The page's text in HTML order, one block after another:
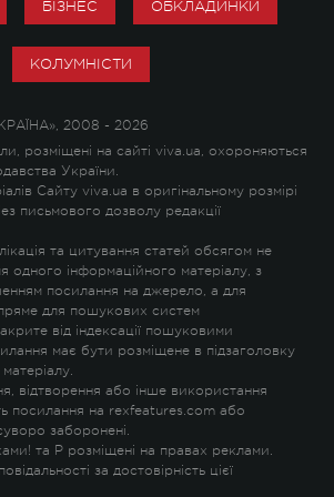
БІЗНЕС ОБКЛАДИНКИ
КОЛУМНІСТИ
2008 - 2026
розміщені на сайті viva.ua, охороняються
України.
Сайту viva.ua в оригінальному розмірі
письмового дозволу редакції
та цитування статей обсягом не
одного інформаційного матеріалу, з
посилання на джерело, а для
пряме для пошукових систем
від індексації пошуковими
має бути розміщене в підзаголовку
відтворення або інше використання
посилання на rexfeatures.com або
заборонені.
! та P розміщені на правах реклами.
за достовірність цієї